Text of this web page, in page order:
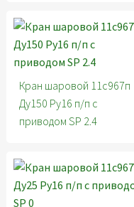
Кран шаровой 11с967п
Ду150 Ру16 п/п с
приводом SP 2.4